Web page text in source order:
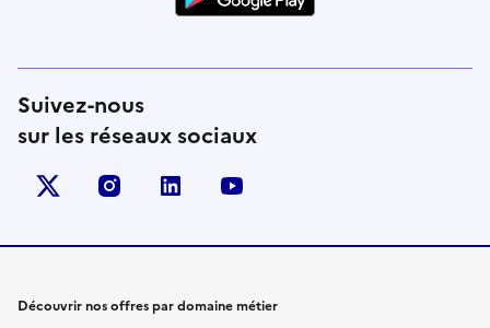
Suivez-nous
sur les réseaux sociaux
X (anciennement Twitter)
instagramlinkedin
Découvrir nos offres par domaine métier